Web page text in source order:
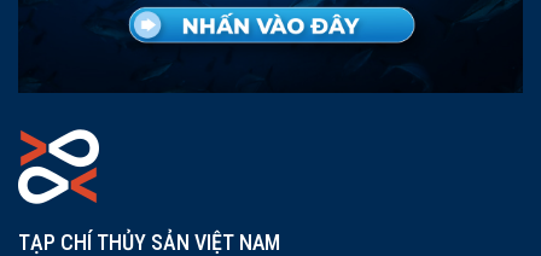
TẠP CHÍ THỦY SẢN VIỆT NAM